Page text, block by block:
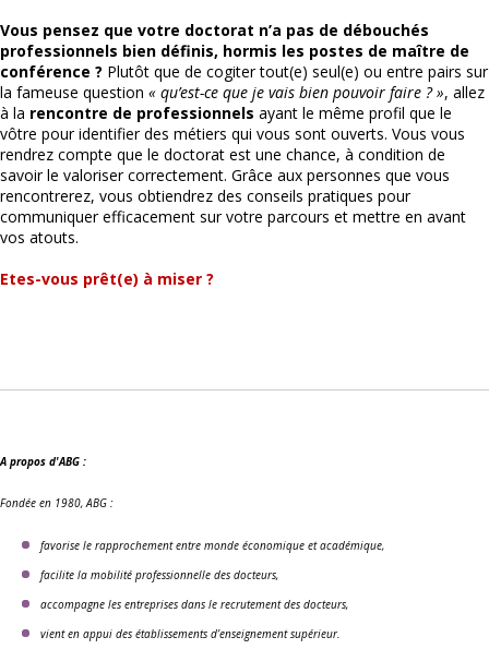
Vous pensez que votre doctorat n’a pas de débouchés
professionnels bien définis, hormis les postes de maître de
conférence ? Plutôt que de cogiter tout(e) seul(e) ou entre pairs sur
la fameuse question « qu’est-ce que je vais bien pouvoir faire ? », allez
à la rencontre de professionnels ayant le même profil que le
vôtre pour identifier des métiers qui vous sont ouverts. Vous vous
rendrez compte que le doctorat est une chance, à condition de
savoir le valoriser correctement. Grâce aux personnes que vous
rencontrerez, vous obtiendrez des conseils pratiques pour
communiquer efficacement sur votre parcours et mettre en avant
vos atouts.
Etes-vous prêt(e) à miser ?
A propos d'ABG :
Fondée en 1980, ABG :
favorise le rapprochement entre monde économique et académique,
facilite la mobilité professionnelle des docteurs,
accompagne les entreprises dans le recrutement des docteurs,
vient en appui des établissements d’enseignement supérieur.